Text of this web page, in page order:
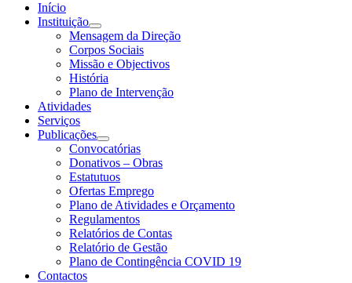
Início
Instituição
Mensagem da Direção
Corpos Sociais
Missão e Objectivos
História
Plano de Intervenção
Atividades
Serviços
Publicações
Convocatórias
Donativos – Obras
Estatutuos
Ofertas Emprego
Plano de Atividades e Orçamento
Regulamentos
Relatórios de Contas
Relatório de Gestão
Plano de Contingência COVID 19
Contactos